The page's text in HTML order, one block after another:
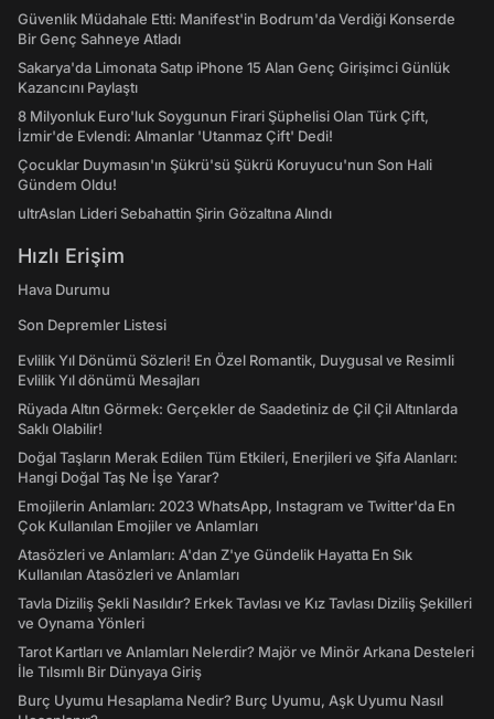
Güvenlik Müdahale Etti: Manifest'in Bodrum'da Verdiği Konserde
Bir Genç Sahneye Atladı
Sakarya'da Limonata Satıp iPhone 15 Alan Genç Girişimci Günlük
Kazancını Paylaştı
8 Milyonluk Euro'luk Soygunun Firari Şüphelisi Olan Türk Çift,
İzmir'de Evlendi: Almanlar 'Utanmaz Çift' Dedi!
Çocuklar Duymasın'ın Şükrü'sü Şükrü Koruyucu'nun Son Hali
Gündem Oldu!
ultrAslan Lideri Sebahattin Şirin Gözaltına Alındı
Hızlı Erişim
Hava Durumu
Son Depremler Listesi
Evlilik Yıl Dönümü Sözleri! En Özel Romantik, Duygusal ve Resimli
Evlilik Yıl dönümü Mesajları
Rüyada Altın Görmek: Gerçekler de Saadetiniz de Çil Çil Altınlarda
Saklı Olabilir!
Doğal Taşların Merak Edilen Tüm Etkileri, Enerjileri ve Şifa Alanları:
Hangi Doğal Taş Ne İşe Yarar?
Emojilerin Anlamları: 2023 WhatsApp, Instagram ve Twitter'da En
Çok Kullanılan Emojiler ve Anlamları
Atasözleri ve Anlamları: A'dan Z'ye Gündelik Hayatta En Sık
Kullanılan Atasözleri ve Anlamları
Tavla Diziliş Şekli Nasıldır? Erkek Tavlası ve Kız Tavlası Diziliş Şekilleri
ve Oynama Yönleri
Tarot Kartları ve Anlamları Nelerdir? Majör ve Minör Arkana Desteleri
İle Tılsımlı Bir Dünyaya Giriş
Burç Uyumu Hesaplama Nedir? Burç Uyumu, Aşk Uyumu Nasıl